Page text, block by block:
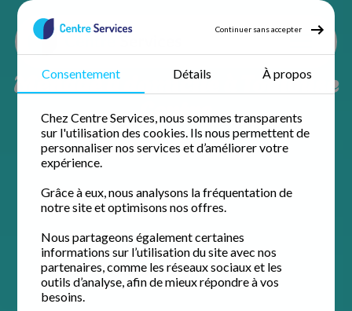
Continuer sans accepter
Consentement Détails À propos
Chez Centre Services, nous sommes transparents
sur l'utilisation des cookies. Ils nous permettent de
personnaliser nos services et d’améliorer votre
expérience.
Grâce à eux, nous analysons la fréquentation de
notre site et optimisons nos offres.
Nous partageons également certaines
informations sur l’utilisation du site avec nos
partenaires, comme les réseaux sociaux et les
outils d’analyse, afin de mieux répondre à vos
besoins.
Ménage à domicile à Toulouse
Centre